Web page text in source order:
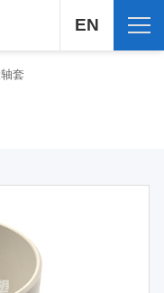
EN
套